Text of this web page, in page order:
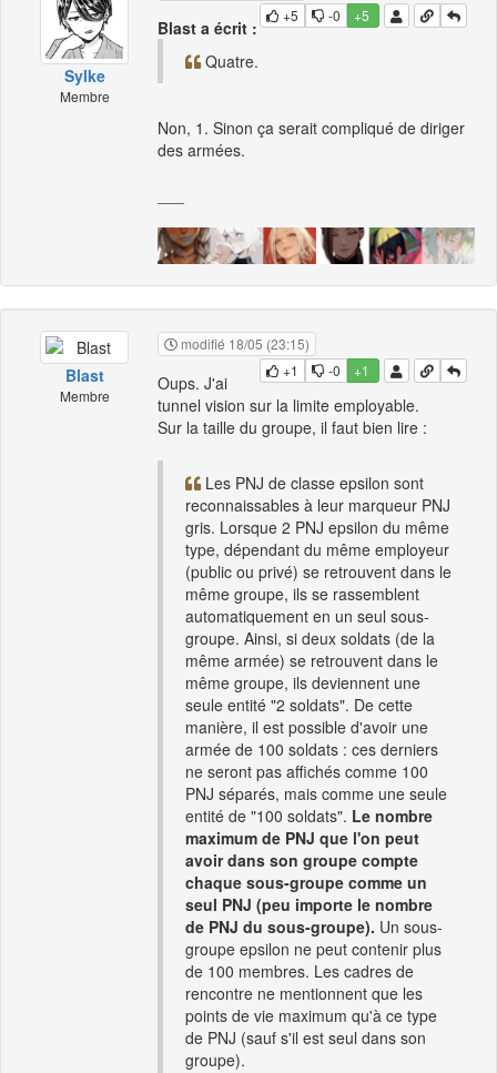
Sylke
Membre
+5
-0 +5
Blast a écrit :
Quatre.
Non, 1. Sinon ça serait compliqué de diriger
des armées.
Blast
Membre
modifié 18/05 (23:15)
+1
-0 +1
Oups. J'ai
tunnel vision sur la limite employable.
Sur la taille du groupe, il faut bien lire :
Les PNJ de classe epsilon sont
reconnaissables à leur marqueur PNJ
gris. Lorsque 2 PNJ epsilon du même
type, dépendant du même employeur
(public ou privé) se retrouvent dans le
même groupe, ils se rassemblent
automatiquement en un seul sous-
groupe. Ainsi, si deux soldats (de la
même armée) se retrouvent dans le
même groupe, ils deviennent une
seule entité "2 soldats". De cette
manière, il est possible d'avoir une
armée de 100 soldats : ces derniers
ne seront pas affichés comme 100
PNJ séparés, mais comme une seule
entité de "100 soldats". Le nombre
maximum de PNJ que l'on peut
avoir dans son groupe compte
chaque sous-groupe comme un
seul PNJ (peu importe le nombre
de PNJ du sous-groupe). Un sous-
groupe epsilon ne peut contenir plus
de 100 membres. Les cadres de
rencontre ne mentionnent que les
points de vie maximum qu'à ce type
de PNJ (sauf s'il est seul dans son
groupe).